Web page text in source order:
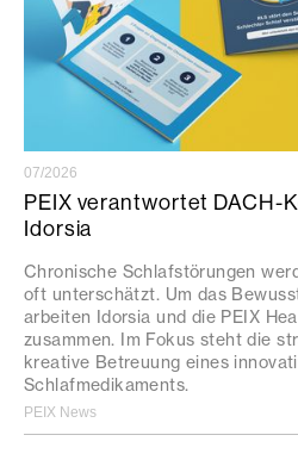
07/2026
PEIX verantwortet DACH-
Idorsia
Chronische Schlafstörungen
oft unterschätzt. Um das
arbeiten Idorsia und die PEIX
zusammen. Im Fokus steht die
kreative Betreuung eines
Schlafmedikaments.
PEIX News